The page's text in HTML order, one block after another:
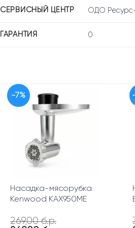
СЕРВИСНЫЙ ЦЕНТР ОДО Ресурс-
ГАРАНТИЯ 0
-7%
Насадка-мясорубка
Kenwood KAX950ME
269,00б.р.